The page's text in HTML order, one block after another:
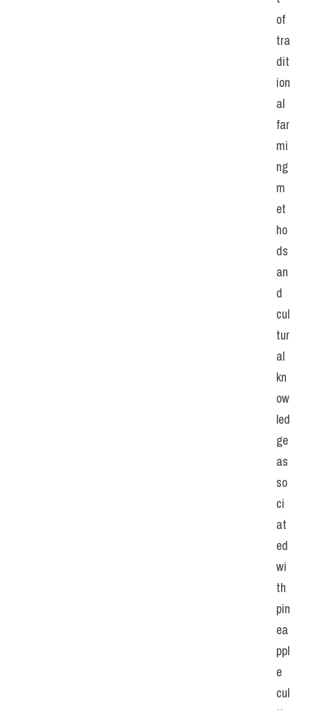
of
tra
dit
ion
al
far
mi
ng
m
et
ho
ds
an
d
cul
tur
al
kn
ow
led
ge
as
so
ci
at
ed
wi
th
pin
ea
ppl
e
cul